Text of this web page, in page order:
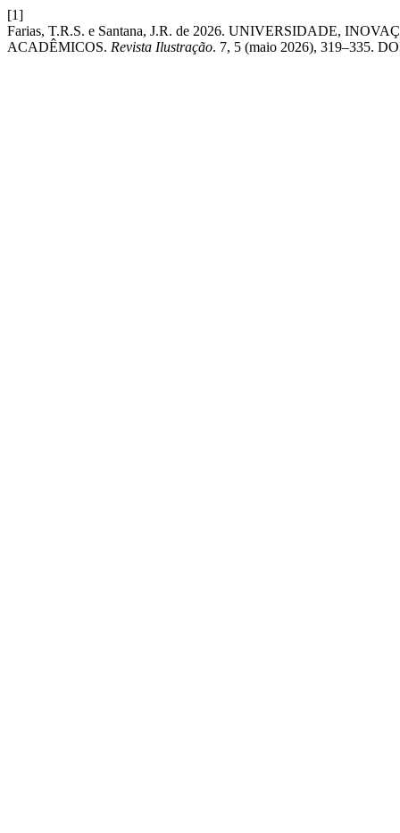
[1]
Farias, T.R.S. e Santana, J.R. de 2026. UNIVERSIDADE,
ACADÊMICOS. Revista Ilustração. 7, 5 (maio 2026), 319–335.